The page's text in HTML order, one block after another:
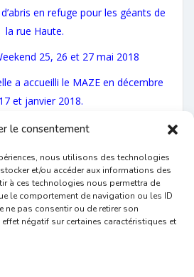
le consentement
nous utilisons des technologies
et/ou accéder aux informations des
à ces technologies nous permettra de
le comportement de navigation ou les ID
ne pas consentir ou de retirer son
négatif sur certaines caractéristiques et
en refuge pour les géants de
la rue Haute.
25, 26 et 27 mai 2018
a accueilli le MAZE en décembre
et janvier 2018.
historiques des
marchante aux Marolles
112…113, les artisans…
Commerçants : Marolles
règlements, réunions,